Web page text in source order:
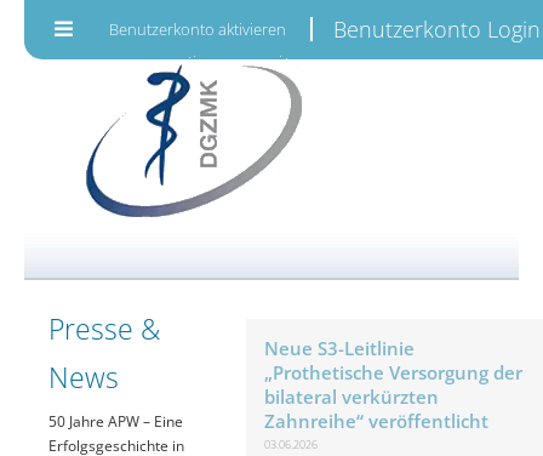
Benutzerkonto aktivieren Benutzerkonto Login
Presse &
News
50 Jahre APW – Eine
Erfolgsgeschichte in
Neue S3-Leitlinie
„Prothetische Versorgung der
bilateral verkürzten
Zahnreihe“ veröffentlicht
03.06.2026